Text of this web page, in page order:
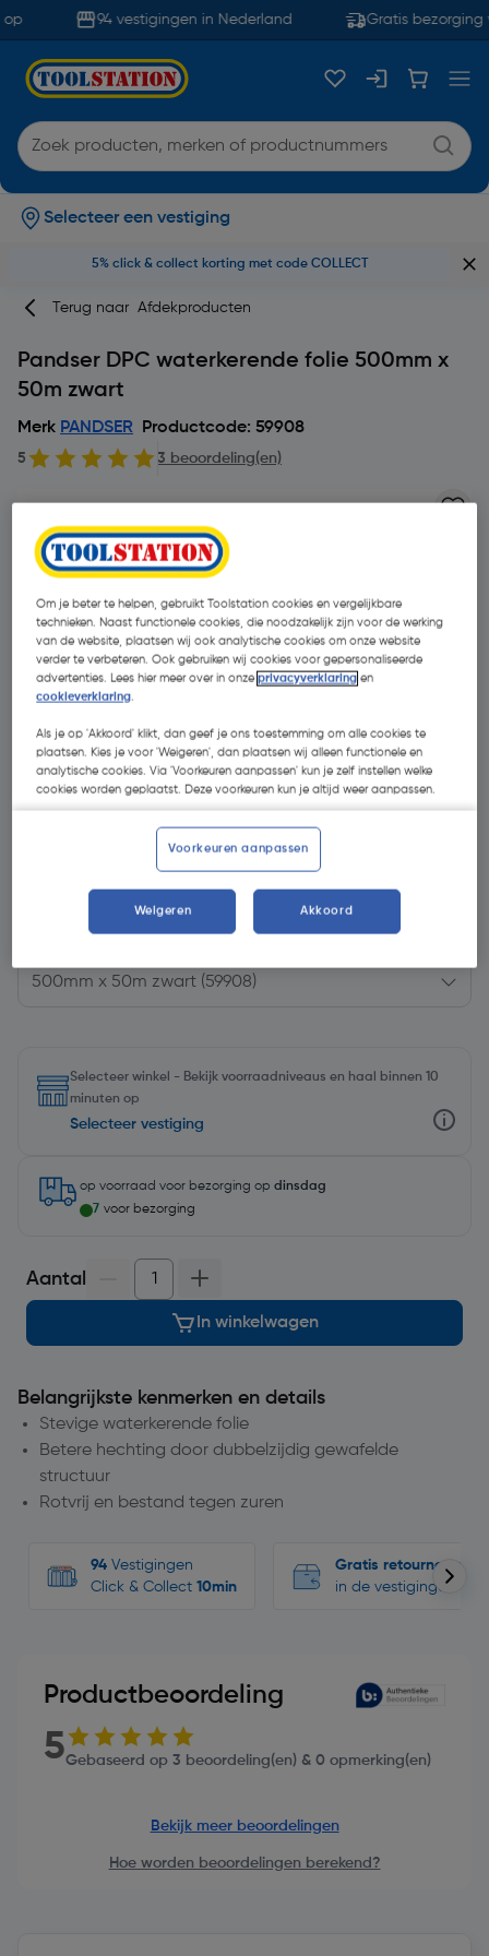
94 vestigingen in Nederland Gratis bezorging
Selecteer een vestiging
5% click & collect korting met code COLLECT
Terug naar Afdekproducten
Pandser DPC waterkerende folie 500mm x
50m zwart
Merk PANDSER Productcode: 59908
5 3 beoordeling(en)
| Excl. btw € 19,37
Selecteer winkel - Bekijk voorraadniveaus en haal binnen 10
minuten op
Selecteer vestiging
op voorraad voor bezorging op dinsdag
7 voor bezorging
Aantal
In winkelwagen
Belangrijkste kenmerken en details
Stevige waterkerende folie
Betere hechting door dubbelzijdig gewafelde
structuur
Rotvrij en bestand tegen zuren
94 Vestigingen
Click & Collect 10min
Gratis retourneren
in de vestigingen
Productbeoordeling
5Gebaseerd op 3 beoordeling(en) & 0 opmerking(en)
Bekijk meer beoordelingen
Hoe worden beoordelingen berekend?
Om je beter te helpen, gebruikt Toolstation cookies en vergelijkbare
technieken. Naast functionele cookies, die noodzakelijk zijn voor de werking
van de website, plaatsen wij ook analytische cookies om onze website
verder te verbeteren. Ook gebruiken wij cookies voor gepersonaliseerde
advertenties. Lees hier meer over in onzeprivacyverklaring en
cookieverklaring.
Als je op 'Akkoord' klikt, dan geef je ons toestemming om alle cookies te
plaatsen. Kies je voor 'Weigeren', dan plaatsen wij alleen functionele en
analytische cookies. Via 'Voorkeuren aanpassen' kun je zelf instellen welke
cookies worden geplaatst. Deze voorkeuren kun je altijd weer aanpassen.
Voorkeuren aanpassen
Weigeren Akkoord